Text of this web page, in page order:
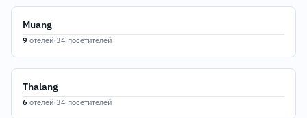
Muang
9 отелей·34 посетителей
Thalang
6 отелей·34 посетителей